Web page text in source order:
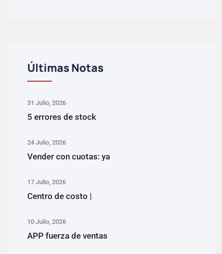
Últimas Notas
31 Julio, 2026
5 errores de stock
24 Julio, 2026
Vender con cuotas: ya
17 Julio, 2026
Centro de costo |
10 Julio, 2026
APP fuerza de ventas